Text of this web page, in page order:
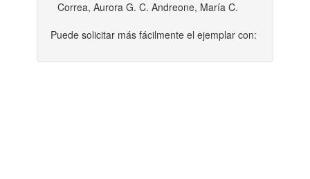
Correa, Aurora G. C. Andreone, María C.
Puede solicitar más fácilmente el ejemplar con: